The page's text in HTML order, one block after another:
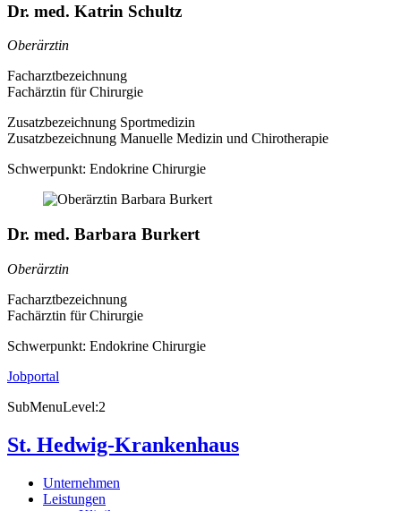
Dr. med. Katrin Schultz
Oberärztin
Facharztbezeichnung
Fachärztin für Chirurgie
Zusatzbezeichnung Sportmedizin
Zusatzbezeichnung Manuelle Medizin und Chirotherapie
Schwerpunkt: Endokrine Chirurgie
Dr. med. Barbara Burkert
Oberärztin
Facharztbezeichnung
Fachärztin für Chirurgie
Schwerpunkt: Endokrine Chirurgie
Jobportal
SubMenuLevel:2
St. Hedwig-Krankenhaus
Unternehmen
Leistungen